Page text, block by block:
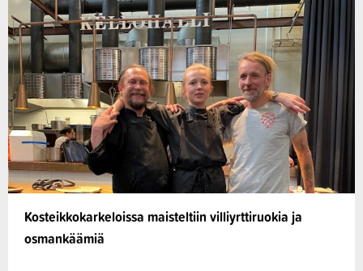
Kosteikkokarkeloissa maisteltiin villiyrttiruokia ja
osmankäämiä